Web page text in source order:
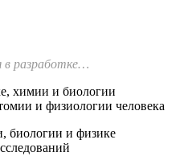
в разработке…
химии и биологии
и физиологии человека
биологии и физике